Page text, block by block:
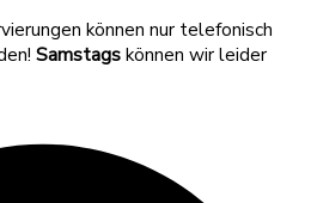
können nur telefonisch
Samstagskönnen wir leider